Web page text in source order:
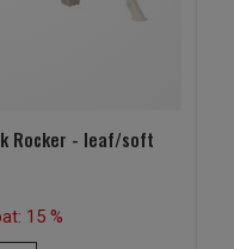
Rocker - leaf/soft
15 %